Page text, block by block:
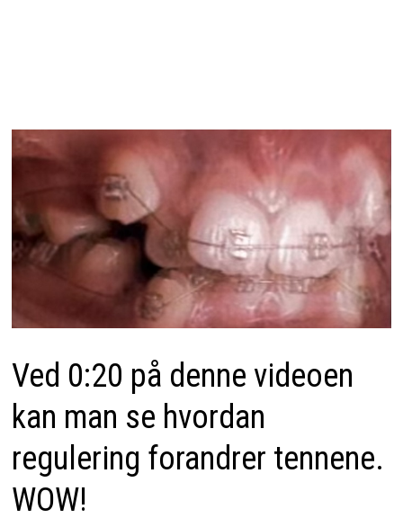
Ved 0:20 på denne videoen
kan man se hvordan
regulering forandrer tennene.
WOW!